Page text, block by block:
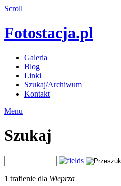
Scroll
Fotostacja.pl
Galeria
Blog
Linki
Szukaj/Archiwum
Kontakt
Menu
Szukaj
1 trafienie dla Wieprza